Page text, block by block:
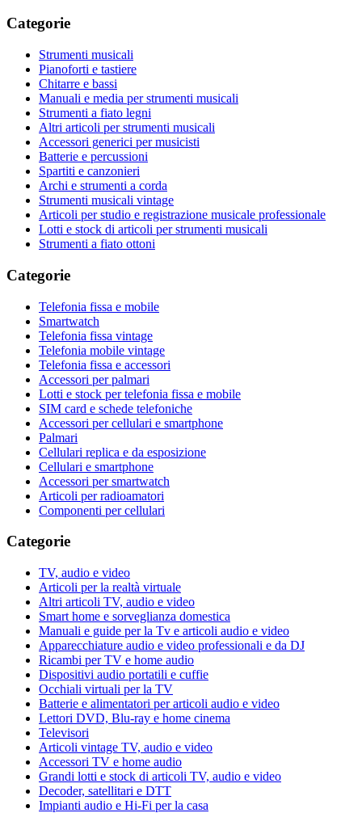
Categorie
Strumenti musicali
Pianoforti e tastiere
Chitarre e bassi
Manuali e media per strumenti musicali
Strumenti a fiato legni
Altri articoli per strumenti musicali
Accessori generici per musicisti
Batterie e percussioni
Spartiti e canzonieri
Archi e strumenti a corda
Strumenti musicali vintage
Articoli per studio e registrazione musicale professionale
Lotti e stock di articoli per strumenti musicali
Strumenti a fiato ottoni
Categorie
Telefonia fissa e mobile
Smartwatch
Telefonia fissa vintage
Telefonia mobile vintage
Telefonia fissa e accessori
Accessori per palmari
Lotti e stock per telefonia fissa e mobile
SIM card e schede telefoniche
Accessori per cellulari e smartphone
Palmari
Cellulari replica e da esposizione
Cellulari e smartphone
Accessori per smartwatch
Articoli per radioamatori
Componenti per cellulari
Categorie
TV, audio e video
Articoli per la realtà virtuale
Altri articoli TV, audio e video
Smart home e sorveglianza domestica
Manuali e guide per la Tv e articoli audio e video
Apparecchiature audio e video professionali e da DJ
Ricambi per TV e home audio
Dispositivi audio portatili e cuffie
Occhiali virtuali per la TV
Batterie e alimentatori per articoli audio e video
Lettori DVD, Blu-ray e home cinema
Televisori
Articoli vintage TV, audio e video
Accessori TV e home audio
Grandi lotti e stock di articoli TV, audio e video
Decoder, satellitari e DTT
Impianti audio e Hi-Fi per la casa